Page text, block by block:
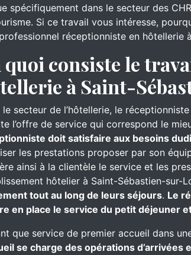
spécifiquement dans le secteur des
Si ce travail vous intéresse,
réceptionniste en hôtellerie
quoi consiste le
à Saint-
le secteur de l’hôtellerie, le
l’offre de service qui correspond le
doit satisfaire aux besoins
les prestations proposer par son
ainsi à la clientèle le service et les
hôtelier à Saint-Sébastien-sur-
tout au long de leurs séjours. Le
en place le service du petit déjeuner
que service de premier accueil dans
se charge des opérations d’arrivées